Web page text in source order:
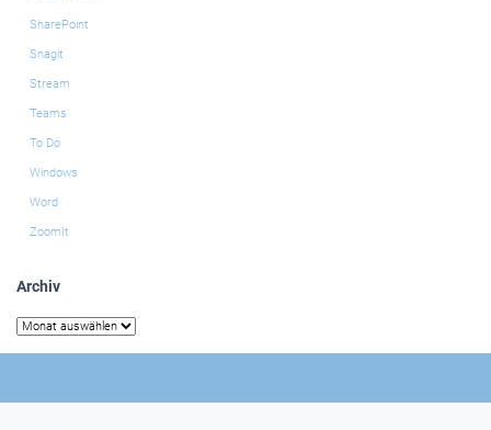
SharePoint
Snagit
Stream
Teams
To Do
Windows
Word
ZoomIt
Archiv
Archiv